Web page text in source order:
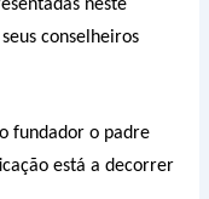
neste
conselheiros
fundador o padre
está a decorrer